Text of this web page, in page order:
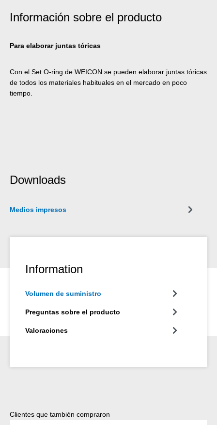
Información sobre el producto
Para elaborar juntas tóricas
Con el Set O-ring de WEICON se pueden elaborar juntas tóricas
de todos los materiales habituales en el mercado en poco
tiempo.
Downloads
Medios impresos
Information
Volumen de suministro
Preguntas sobre el producto
Valoraciones
Omitir la galería de productos
Clientes que también compraron